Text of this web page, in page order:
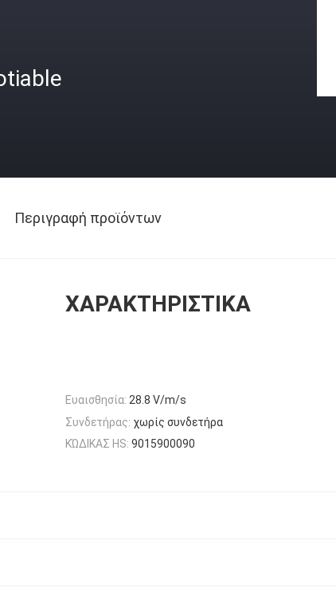
Περιγραφή προϊόντων
ΧΑΡΑΚΤΗΡΙΣΤΙΚΆ
Ευαισθησία: 28.8 V/m/s
Συνδετήρας: χωρίς συνδετήρα
ΚΏΔΙΚΑΣ HS: 9015900090